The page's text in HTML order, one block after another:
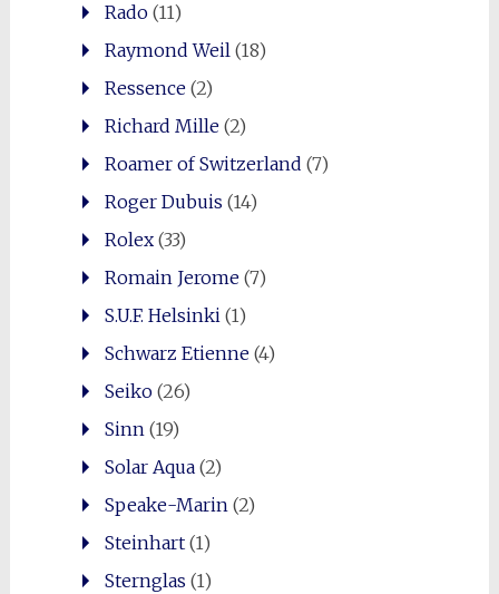
Rado(11)
Raymond Weil(18)
Ressence(2)
Richard Mille(2)
Roamer of Switzerland (7)
Roger Dubuis (14)
Rolex(33)
Romain Jerome(7)
S.U.F. Helsinki(1)
Schwarz Etienne(4)
Seiko(26)
Sinn(19)
Solar Aqua(2)
Speake-Marin(2)
Steinhart(1)
Sternglas (1)